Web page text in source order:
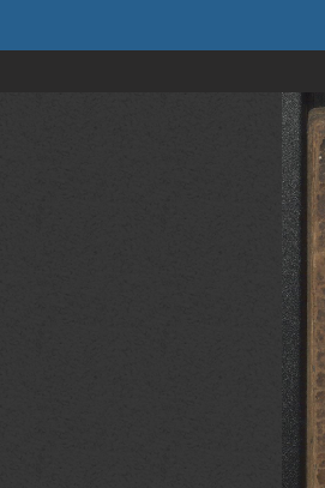
)
)
)
)
)
)
)